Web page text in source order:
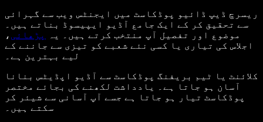
ریسرچ ڈیپ ڈائیو پوڈکاسٹ میں ایجنٹس ویب سے گہرائی
سے تحقیق کر کے ایک جامع آڈیو ایپیسوڈ بناتے ہیں۔
موضوع اور تفصیل آپ منتخب کرتے ہیں۔ یہ
پڑھائی ،
اجلاس کی تیاری یا کسی نئے شعبے کو تیزی سے جاننے کے
لیے بہترین ہے۔
کلائنٹ یا ٹیم بریفنگ پوڈکاسٹ سے آڈیو اپڈیٹس بنانا
آسان ہو جاتا ہے۔ یادداشت لکھنے کی بجائے مختصر
پوڈکاسٹ تیار ہو جاتا ہے جسے آپ آسانی سے شیئر کر
سکتے ہیں۔